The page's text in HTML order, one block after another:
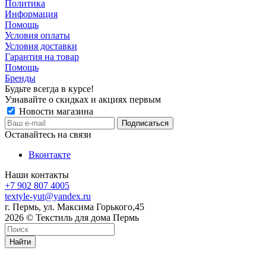
Политика
Информация
Помощь
Условия оплаты
Условия доставки
Гарантия на товар
Помощь
Бренды
Будьте всегда в курсе!
Узнавайте о скидках и акциях первым
Новости магазина
Оставайтесь на связи
Вконтакте
Наши контакты
+7 902 807 4005
textyle-yut@yandex.ru
г. Пермь, ул. Максима Горького,45
2026 © Текстиль для дома Пермь
Найти